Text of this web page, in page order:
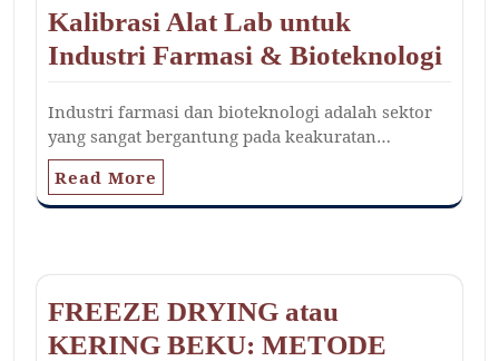
Kalibrasi Alat Lab untuk
Industri Farmasi & Bioteknologi
Industri farmasi dan bioteknologi adalah sektor
yang sangat bergantung pada keakuratan…
Read More
FREEZE DRYING atau
KERING BEKU: METODE